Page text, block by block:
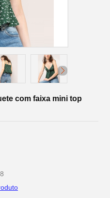
com faixa mini top